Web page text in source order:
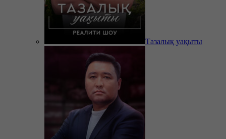
Тазалық уақыты